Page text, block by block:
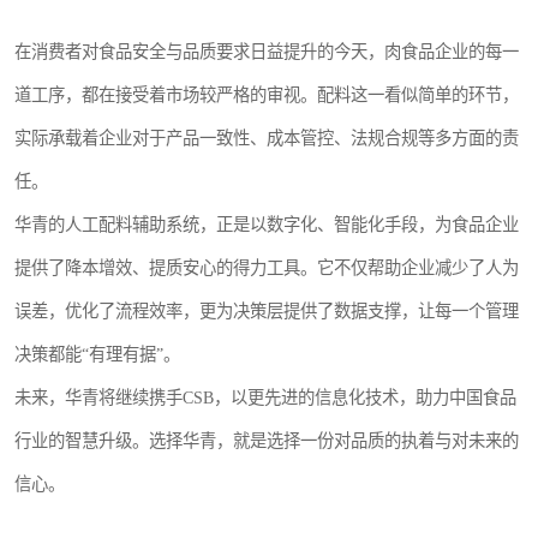
在消费者对食品安全与品质要求日益提升的今天，肉食品企业的每一
道工序，都在接受着市场较严格的审视。配料这一看似简单的环节，
实际承载着企业对于产品一致性、成本管控、法规合规等多方面的责
任。
华青的人工配料辅助系统，正是以数字化、智能化手段，为食品企业
提供了降本增效、提质安心的得力工具。它不仅帮助企业减少了人为
误差，优化了流程效率，更为决策层提供了数据支撑，让每一个管理
决策都能“有理有据”。
未来，华青将继续携手CSB，以更先进的信息化技术，助力中国食品
行业的智慧升级。选择华青，就是选择一份对品质的执着与对未来的
信心。